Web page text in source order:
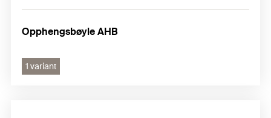
Opphengsbøyle AHB
1 variant